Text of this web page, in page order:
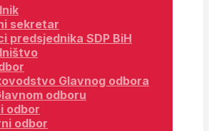
sekretar
predsjednika SDP BiH
Glavnog odbora
odboru
odbor
odbor